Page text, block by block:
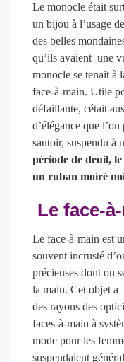
Le monocle était
un bijou à l’usage
des belles
qu’ils avaient une
monocle se tenait à
face-à-main. Utile
défaillante, cétait
d’élégance que
sautoir, suspendu à
période de deuil,
un ruban moiré
Le face-
Le face-à-main est
souvent incrusté
précieuses dont on
la main. Cet objet a
des rayons des
faces-à-main à
mode pour les
suspendaient